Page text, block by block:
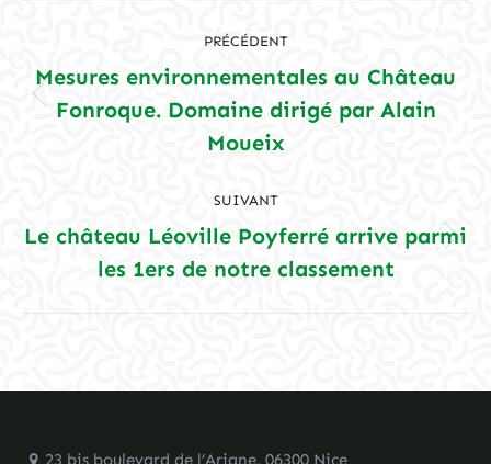
article
PRÉCÉDENT
Article
précédent
Mesures environnementales au Château
Fonroque. Domaine dirigé par Alain
Moueix
SUIVANT
Article
suivant
:
Le château Léoville Poyferré arrive parmi
les 1ers de notre classement
23 bis boulevard de l’Ariane, 06300 Nice